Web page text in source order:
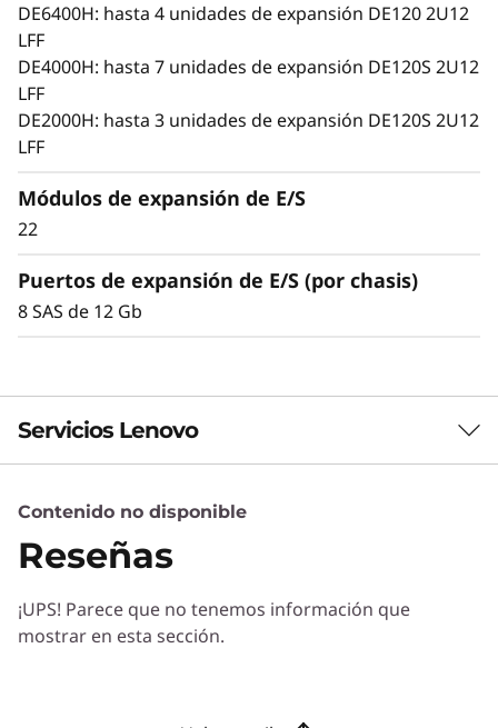
o
u
e
capacidad de almacenamiento y rendimiento
LFF y SFF de la serie DE.
trabajo con SSD y HDD de 3,5 y 2,5 pulgadas
Añade más unidades y chasis de expansión a
ningún tiempo de inactividad, lo que ayuda a
responder de manera rápida y fluida a las
DE6400H: hasta 4 unidades de expansión DE120 2U12
LFF
DE4000H: hasta 7 unidades de expansión DE120S 2U12
LFF
DE2000H: hasta 3 unidades de expansión DE120S 2U12
LFF
Módulos de expansión de E/S
22
Puertos de expansión de E/S (por chasis)
8 SAS de 12 Gb
Servicios Lenovo
Servicios de Soluciones
Diseñe la mejor estrategia para su empresa.
correcta para sus exclusivas necesidades
empresariales.
Contenido no disponible
Reseñas
¡UPS! Parece que no tenemos información que
mostrar en esta sección.